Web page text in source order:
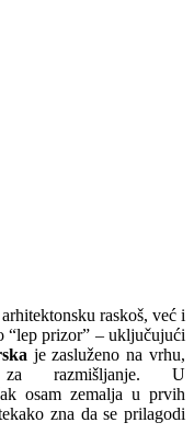
raskoš, već i
“lep prizor” – uključujući
je zasluženo na vrhu,
razmišljanje. U
osam zemalja u prvih
zna da se prilagodi